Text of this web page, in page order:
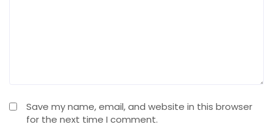
Save my name, email, and website in this browser
for the next time I comment.